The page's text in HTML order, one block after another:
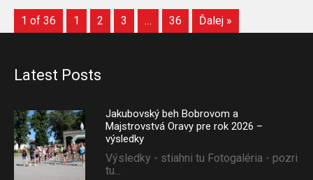
1 of 36 1 2 3 … 36 Ďalej »
Latest Posts
Jakubovský beh Bobrovom a
Majstrovstvá Oravy pre rok 2026 –
výsledky
Výsledky - stiahni tu Fotogaléria - pozri
tu...